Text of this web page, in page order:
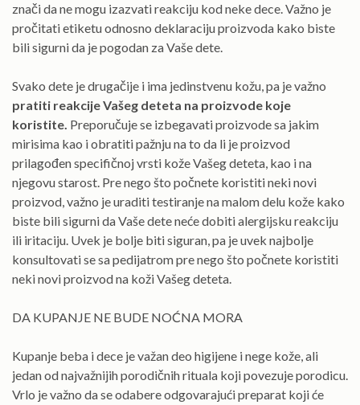
znači da ne mogu izazvati reakciju kod neke dece. Važno je
pročitati etiketu odnosno deklaraciju proizvoda kako biste
bili sigurni da je pogodan za Vaše dete.
Svako dete je drugačije i ima jedinstvenu kožu, pa je važno
pratiti reakcije Vašeg deteta na proizvode koje
koristite. Preporučuje se izbegavati proizvode sa jakim
mirisima kao i obratiti pažnju na to da li je proizvod
prilagođen specifičnoj vrsti kože Vašeg deteta, kao i na
njegovu starost. Pre nego što počnete koristiti neki novi
proizvod, važno je uraditi testiranje na malom delu kože kako
biste bili sigurni da Vaše dete neće dobiti alergijsku reakciju
ili iritaciju. Uvek je bolje biti siguran, pa je uvek najbolje
konsultovati se sa pedijatrom pre nego što počnete koristiti
neki novi proizvod na koži Vašeg deteta.
DA KUPANJE NE BUDE NOĆNA MORA
Kupanje beba i dece je važan deo higijene i nege kože, ali
jedan od najvažnijih porodičnih rituala koji povezuje porodicu.
Vrlo je važno da se odabere odgovarajući preparat koji će